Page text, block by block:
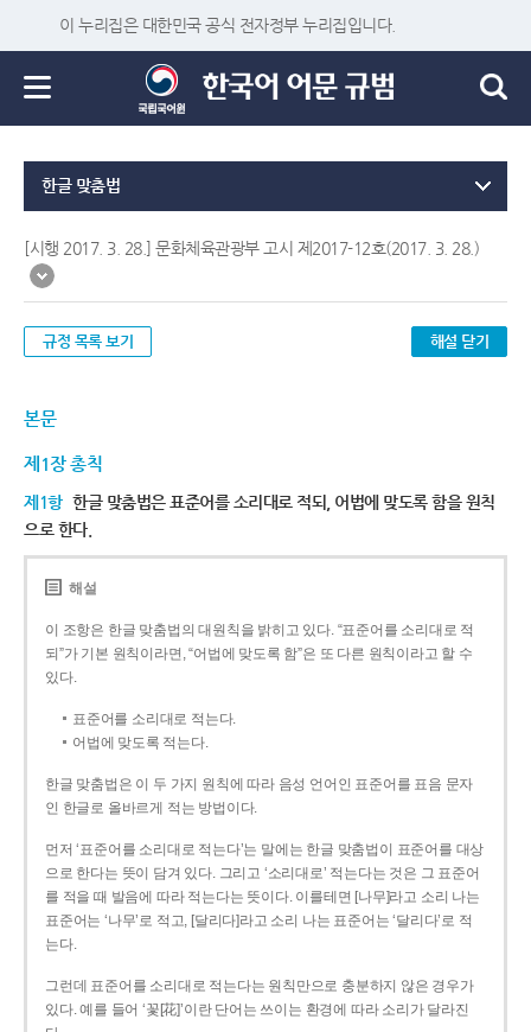
이 누리집은 대한민국 공식 전자정부 누리집입니다.
한글 맞춤법
[시행 2017. 3. 28.] 문화체육관광부 고시 제2017-12호(2017. 3. 28.)
규정 목록 보기 해설 닫기
본문
제1장 총칙
제1항 한글 맞춤법은 표준어를 소리대로 적되, 어법에 맞도록 함을 원칙
으로 한다.
해설
이 조항은 한글 맞춤법의 대원칙을 밝히고 있다. “표준어를 소리대로 적
되”가 기본 원칙이라면, “어법에 맞도록 함”은 또 다른 원칙이라고 할 수
있다.
표준어를 소리대로 적는다.
어법에 맞도록 적는다.
한글 맞춤법은 이 두 가지 원칙에 따라 음성 언어인 표준어를 표음 문자
인 한글로 올바르게 적는 방법이다.
먼저 ‘표준어를 소리대로 적는다’는 말에는 한글 맞춤법이 표준어를 대상
으로 한다는 뜻이 담겨 있다. 그리고 ‘소리대로’ 적는다는 것은 그 표준어
를 적을 때 발음에 따라 적는다는 뜻이다. 이를테면 [나무]라고 소리 나는
표준어는 ‘나무’로 적고, [달리다]라고 소리 나는 표준어는 ‘달리다’로 적
는다.
그런데 표준어를 소리대로 적는다는 원칙만으로 충분하지 않은 경우가
있다. 예를 들어 ‘꽃[花]’이란 단어는 쓰이는 환경에 따라 소리가 달라진